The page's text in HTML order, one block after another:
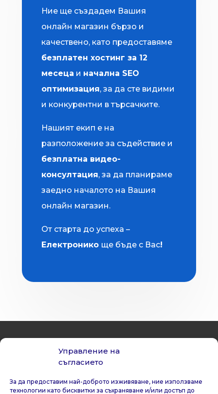
Управление на
съгласието
За да предоставим най-доброто изживяване, ние използваме
технологии като бисквитки за съхраняване и/или достъп до
Ние ще създадем Вашия
онлайн магазин бързо и
качествено, като предоставяме
безплатен хостинг за 12
месеца и начална SEO
оптимизация, за да сте видими
и конкурентни в търсачките.
Нашият екип е на
разположение за съдействие и
безплатна видео-
консултация, за да планираме
заедно началото на Вашия
онлайн магазин.
От старта до успеха –
Електронико ще бъде с Вас!